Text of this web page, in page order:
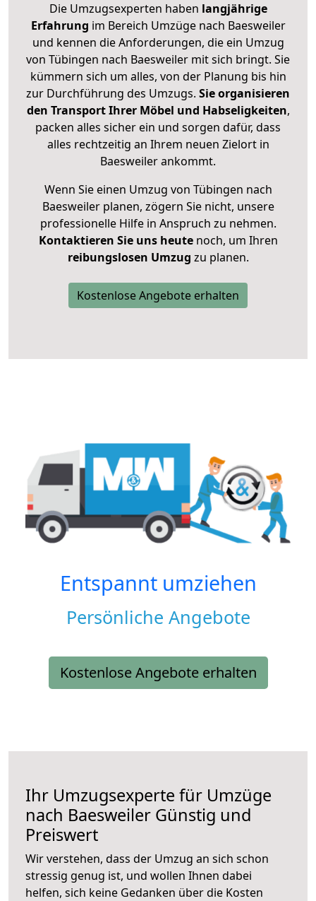
Die Umzugsexperten haben langjährige
Erfahrung im Bereich Umzüge nach Baesweiler
und kennen die Anforderungen, die ein Umzug
von Tübingen nach Baesweiler mit sich bringt. Sie
kümmern sich um alles, von der Planung bis hin
zur Durchführung des Umzugs. Sie organisieren
den Transport Ihrer Möbel und Habseligkeiten,
packen alles sicher ein und sorgen dafür, dass
alles rechtzeitig an Ihrem neuen Zielort in
Baesweiler ankommt.
Wenn Sie einen Umzug von Tübingen nach
Baesweiler planen, zögern Sie nicht, unsere
professionelle Hilfe in Anspruch zu nehmen.
Kontaktieren Sie uns heutenoch, um Ihren
reibungslosen Umzug zu planen.
Kostenlose Angebote erhalten
Entspannt umziehen
Persönliche Angebote
Kostenlose Angebote erhalten
Ihr Umzugsexperte für Umzüge
nach Baesweiler Günstig und
Preiswert
Wir verstehen, dass der Umzug an sich schon
stressig genug ist, und wollen Ihnen dabei
helfen, sich keine Gedanken über die Kosten